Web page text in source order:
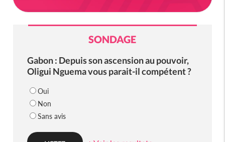
SONDAGE
Gabon : Depuis son ascension au pouvoir,
Oligui Nguema vous parait-il compétent ?
Oui
Non
Sans avis